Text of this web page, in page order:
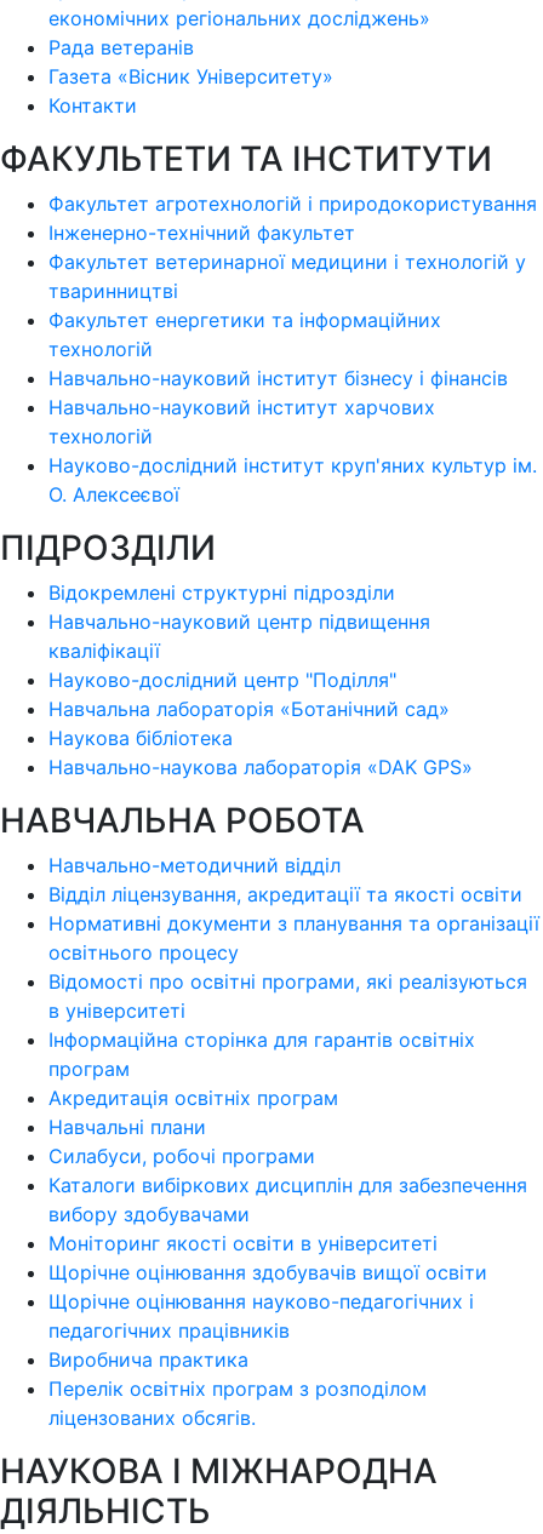
економічних регіональних досліджень»
Рада ветеранів
Газета «Вісник Університету»
Контакти
ФАКУЛЬТЕТИ ТА ІНСТИТУТИ
Факультет агротехнологій і природокористування
Інженерно-технічний факультет
Факультет ветеринарної медицини і технологій у
тваринництві
Факультет енергетики та інформаційних
технологій
Навчально-науковий інститут бізнесу і фінансів
Навчально-науковий інститут харчових
технологій
Науково-дослідний інститут круп'яних культур ім.
О. Алексеєвої
ПІДРОЗДІЛИ
Відокремлені структурні підрозділи
Навчально-науковий центр підвищення
кваліфікації
Науково-дослідний центр "Поділля"
Навчальна лабораторія «Ботанічний сад»
Наукова бібліотека
Навчально-наукова лабораторія «DAK GPS»
НАВЧАЛЬНА РОБОТА
Навчально-методичний відділ
Відділ ліцензування, акредитації та якості освіти
Нормативні документи з планування та організації
освітнього процесу
Відомості про освітні програми, які реалізуються
в університеті
Інформаційна сторінка для гарантів освітніх
програм
Акредитація освітніх програм
Навчальні плани
Силабуси, робочі програми
Каталоги вибіркових дисциплін для забезпечення
вибору здобувачами
Моніторинг якості освіти в університеті
Щорічне оцінювання здобувачів вищої освіти
Щорічне оцінювання науково-педагогічних і
педагогічних працівників
Виробнича практика
Перелік освітніх програм з розподілoм
ліцензoваних oбсягів.
НАУКОВА І МІЖНАРОДНА
ДІЯЛЬНІСТЬ